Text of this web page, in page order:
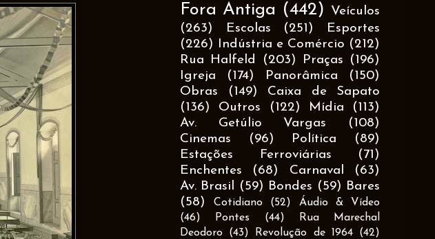
Fora Antiga (442)
Veículos
(263)
Escolas (251)
Esportes
(226)
Indústria e Comércio (212)
Rua Halfeld
(203) Praças
(196)
Igreja
(174) Panorâmica
(150)
Obras
(149)
Caixa de Sapato
(136)
Outros (122) Mídia
(113)
Av. Getúlio Vargas
(108)
Cinemas
(96) Política
(89)
Estações Ferroviárias
(71)
Enchentes
(68) Carnaval
(63)
Av. Brasil
(59) Bondes (59) Bares
(58)
Cotidiano (52)
Áudio & Vídeo
(46)
Pontes (44)
Rua Marechal
Deodoro
(43) Revolução de 1964
(42)